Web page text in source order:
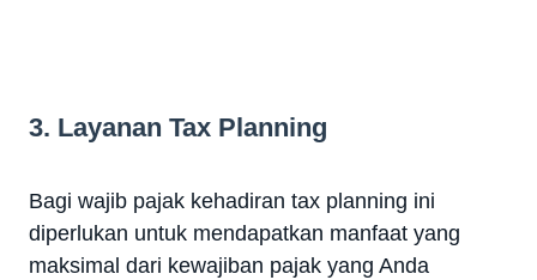
3. Layanan Tax Planning
Bagi wajib pajak kehadiran tax planning ini
diperlukan untuk mendapatkan manfaat yang
maksimal dari kewajiban pajak yang Anda